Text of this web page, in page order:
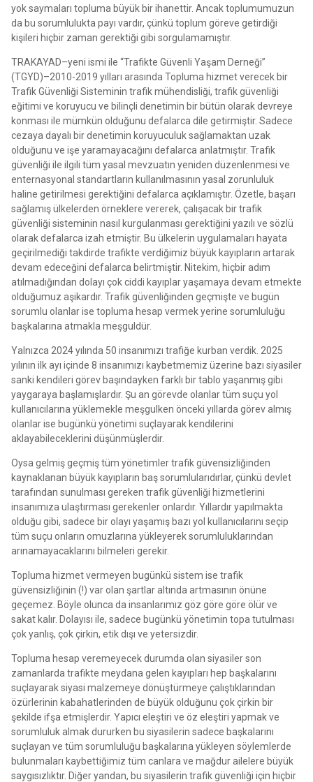
yok saymaları topluma büyük bir ihanettir. Ancak toplumumuzun
da bu sorumlulukta payı vardır, çünkü toplum göreve getirdiği
kişileri hiçbir zaman gerektiği gibi sorgulamamıştır.
TRAKAYAD–yeni ismi ile “Trafikte Güvenli Yaşam Derneği”
(TGYD)–2010-2019 yılları arasında Topluma hizmet verecek bir
Trafik Güvenliği Sisteminin trafik mühendisliği, trafik güvenliği
eğitimi ve koruyucu ve bilinçli denetimin bir bütün olarak devreye
konması ile mümkün olduğunu defalarca dile getirmiştir. Sadece
cezaya dayalı bir denetimin koruyuculuk sağlamaktan uzak
olduğunu ve işe yaramayacağını defalarca anlatmıştır. Trafik
güvenliği ile ilgili tüm yasal mevzuatın yeniden düzenlenmesi ve
enternasyonal standartların kullanılmasının yasal zorunluluk
haline getirilmesi gerektiğini defalarca açıklamıştır. Özetle, başarı
sağlamış ülkelerden örneklere vererek, çalışacak bir trafik
güvenliği sisteminin nasıl kurgulanması gerektiğini yazılı ve sözlü
olarak defalarca izah etmiştir. Bu ülkelerin uygulamaları hayata
geçirilmediği takdirde trafikte verdiğimiz büyük kayıpların artarak
devam edeceğini defalarca belirtmiştir. Nitekim, hiçbir adım
atılmadığından dolayı çok ciddi kayıplar yaşamaya devam etmekte
olduğumuz aşikardır. Trafik güvenliğinden geçmişte ve bugün
sorumlu olanlar ise topluma hesap vermek yerine sorumluluğu
başkalarına atmakla meşguldür.
Yalnızca 2024 yılında 50 insanımızı trafiğe kurban verdik. 2025
yılının ilk ayı içinde 8 insanımızı kaybetmemiz üzerine bazı siyasiler
sanki kendileri görev başındayken farklı bir tablo yaşanmış gibi
yaygaraya başlamışlardır. Şu an görevde olanlar tüm suçu yol
kullanıcılarına yüklemekle meşgulken önceki yıllarda görev almış
olanlar ise bugünkü yönetimi suçlayarak kendilerini
aklayabileceklerini düşünmüşlerdir.
Oysa gelmiş geçmiş tüm yönetimler trafik güvensizliğinden
kaynaklanan büyük kayıpların baş sorumlularıdırlar, çünkü devlet
tarafından sunulması gereken trafik güvenliği hizmetlerini
insanımıza ulaştırması gerekenler onlardır. Yıllardır yapılmakta
olduğu gibi, sadece bir olayı yaşamış bazı yol kullanıcılarını seçip
tüm suçu onların omuzlarına yükleyerek sorumluluklarından
arınamayacaklarını bilmeleri gerekir.
Topluma hizmet vermeyen bugünkü sistem ise trafik
güvensizliğinin (!) var olan şartlar altında artmasının önüne
geçemez. Böyle olunca da insanlarımız göz göre göre ölür ve
sakat kalır. Dolayısı ile, sadece bugünkü yönetimin topa tutulması
çok yanlış, çok çirkin, etik dışı ve yetersizdir.
Topluma hesap veremeyecek durumda olan siyasiler son
zamanlarda trafikte meydana gelen kayıpları hep başkalarını
suçlayarak siyasi malzemeye dönüştürmeye çalıştıklarından
özürlerinin kabahatlerinden de büyük olduğunu çok çirkin bir
şekilde ifşa etmişlerdir. Yapıcı eleştiri ve öz eleştiri yapmak ve
sorumluluk almak dururken bu siyasilerin sadece başkalarını
suçlayan ve tüm sorumluluğu başkalarına yükleyen söylemlerde
bulunmaları kaybettiğimiz tüm canlara ve mağdur ailelere büyük
saygısızlıktır. Diğer yandan, bu siyasilerin trafik güvenliği için hiçbir